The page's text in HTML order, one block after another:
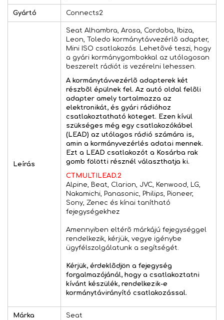
Gyártó Connects2
Leírás
Seat Alhambra, Arosa, Cordoba, Ibiza,
Leon, Toledo kormánytávvezérlõ adapter,
Mini ISO csatlakozós. Lehetõvé teszi, hogy
a gyári kormánygombokkal az utólagosan
beszerelt rádiót is vezérelni lehessen.
A kormánytávvezérlõ adapterek két
részbõl épülnek fel. Az autó oldal felõli
adapter amely tartalmazza az
elektronikát, és gyári rádióhoz
csatlakoztatható köteget. Ezen kívül
szükséges még egy csatlakozókábel
(LEAD) az utólagos rádió számára is,
amin a kormányvezérlés adatai mennek.
Ezt a LEAD csatlakozót a Kosárba rak
gomb fölötti résznél választhatja ki.
CTMULTILEAD.2
Alpine, Beat, Clarion, JVC, Kenwood, LG,
Nakamichi, Panasonic, Philips, Pioneer,
Sony, Zenec és kínai tanítható
fejegységekhez
Amennyiben eltérõ márkájú fejegységgel
rendelkezik, kérjük, vegye igénybe
ügyfélszolgálatunk a segítségét.
Kérjük, érdeklõdjön a fejegység
forgalmazójánál, hogy a csatlakoztatni
kívánt készülék, rendelkezik-e
kormánytávirányító csatlakozással.
Márka Seat